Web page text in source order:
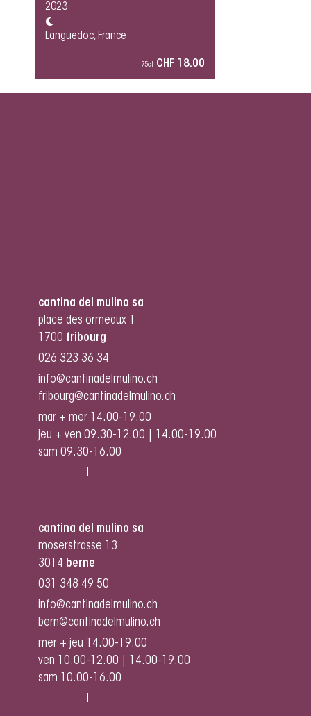
2023
Languedoc, France
75cl CHF 18.00
cantina del mulino sa
place des ormeaux 1
1700 fribourg
026 323 36 34
info@cantinadelmulino.ch
fribourg@cantinadelmulino.ch
mar + mer 14.00-19.00
jeu + ven 09.30-12.00 | 14.00-19.00
sam 09.30-16.00
cantina del mulino sa
moserstrasse 13
3014 berne
031 348 49 50
info@cantinadelmulino.ch
bern@cantinadelmulino.ch
mer + jeu 14.00-19.00
ven 10.00-12.00 | 14.00-19.00
sam 10.00-16.00